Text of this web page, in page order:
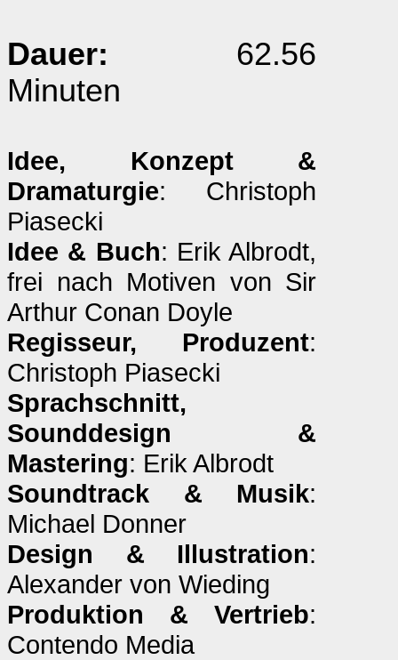
Dauer: 62.56
Minuten
Idee, Konzept &
Dramaturgie: Christoph
Piasecki
Idee & Buch: Erik Albrodt,
frei nach Motiven von Sir
Arthur Conan Doyle
Regisseur, Produzent:
Christoph Piasecki
Sprachschnitt,
Sounddesign &
Mastering: Erik Albrodt
Soundtrack & Musik:
Michael Donner
Design & Illustration:
Alexander von Wieding
Produktion & Vertrieb:
Contendo Media